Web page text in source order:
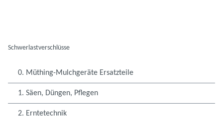
Schwerlastverschlüsse
0. Müthing-Mulchgeräte Ersatzteile
1. Säen, Düngen, Pflegen
2. Erntetechnik